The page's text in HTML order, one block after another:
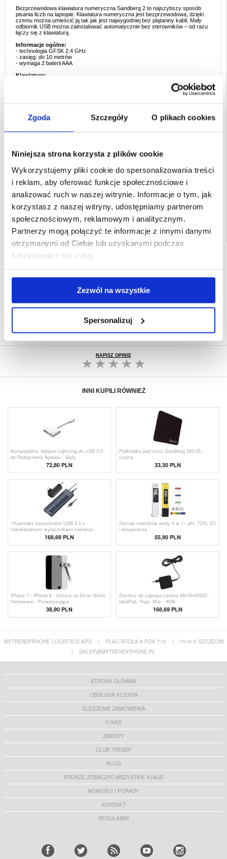
Zgoda Szczegóły O plikach cookies
Niniejsza strona korzysta z plików cookie
Wykorzystujemy pliki cookie do spersonalizowania treści
i reklam, aby oferować funkcje społecznościowe i
analizować ruch w naszej witrynie. Informacje o tym, jak
korzystasz z naszej witryny, udostępniamy partnerom
społecznościowym, reklamowym i analitycznym.
Partnerzy mogą połączyć te informacje z innymi danymi
otrzymanymi od Ciebie lub uzyskanymi podczas
korzystania z ich usług.
Zezwól na wszystkie
Spersonalizuj
Bezprzewodowa klawiatura numeryczna Sandberg 2 to najszybszy sposób
pisania liczb na laptopie. Klawiatura numeryczna jest bezprzewodowa, dzięki
czemu można umieścić ją tak jak jest najwygodniej bez plątaniny kabli. Mały
odbiornik USB można zainstalować automatycznie bez sterowników – od razu
łączy się z klawiaturą.
Informacje ogólne:
- technologia GFSK 2.4 GHz
- zasięg: do 10 metrów
- wymaga 2 baterii AAA
Klawiatura:
- USB
W zestawie:
Opakowanie:Euroblister
EAN: 5705730630057
Powiązane kategorie:
Akcesoria komputerowe i do laptopa
Akcesoria
komputerowe
SZYBKA DOSTAWA
OBSŁUGA TELEFONICZNA
30-DNIOWA POLITYKA ZWROTU
PONAD 8 000 000 ZADOWOLONYCH
NAPISZ OPINIĘ
INNI KUPILI RÓWNIEŻ
Kompatybilny Adapter Lightning do USB 3.0
do Podłączenia Aparatu - Biały
72,80 PLN
Podkładka pod mysz Sandberg 520-05 -
czarna
33,30 PLN
10-portowy koncentrator USB 3.0 z
indywidualnymi wyłącznikami zasilania -
168,69 PLN
Zestaw mierników wody 4 w 1 / pH, TDS, EC
i temperatura
55,90 PLN
iPhone 7 / iPhone 8 - Osłona na Ekran Szkło
Hartowane - Prywatyzująca
38,90 PLN
Zasilacz do Laptopa Lenovo 5A10H42925 -
IdeaPad, Yoga, Miix - 45W
168,69 PLN
MYTRENDYPHONE LOGISTICS APS | PLAC RODŁA 8 POK 710 |
70-419 SZCZECIN
|
SKLEP@MYTRENDYPHONE.PL
STRONA GŁÓWNA
OBSŁUGA KLIENTA
ŚLEDZENIE ZAMÓWIENIA
O NAS
ZWROTY
CLUB TRENDY
BLOG
PROSZĘ ZOBACZYĆ WSZYSTKIE KRAJE
NOWOŚCI I PORADY
KONTAKT
REGULAMIN